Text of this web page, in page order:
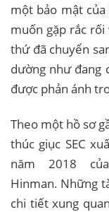
một bảo mật của
muốn gặp rắc
thứ đã chuyển
dường như đang
được phản ánh
Theo một hồ sơ
thúc giục SEC
năm 2018
Hinman. Những
chi tiết xung